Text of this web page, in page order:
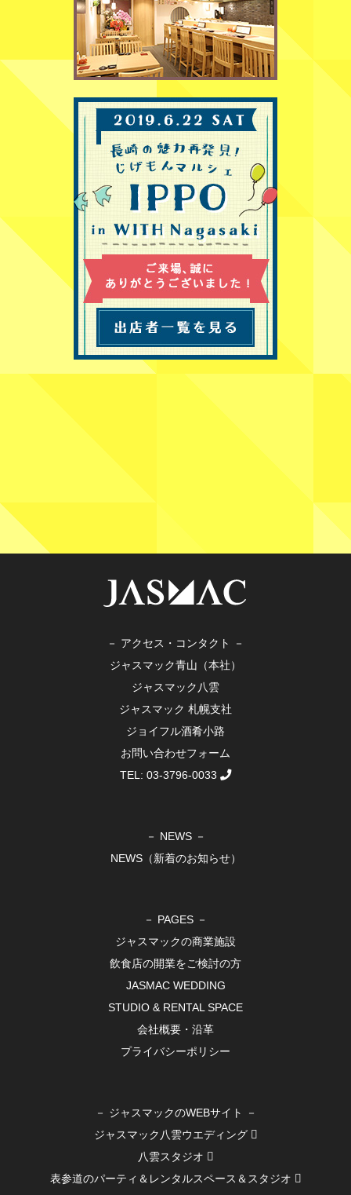
－ アクセス・コンタクト －
ジャスマック青山（本社）
ジャスマック八雲
ジャスマック 札幌支社
ジョイフル酒肴小路
お問い合わせフォーム
TEL: 03-3796-0033
－ NEWS －
NEWS（新着のお知らせ）
－ PAGES －
ジャスマックの商業施設
飲食店の開業をご検討の方
JASMAC WEDDING
STUDIO & RENTAL SPACE
会社概要・沿革
プライバシーポリシー
－ ジャスマックのWEBサイト －
ジャスマック八雲ウエディング
八雲スタジオ
表参道のパーティ＆レンタルスペース＆スタジオ